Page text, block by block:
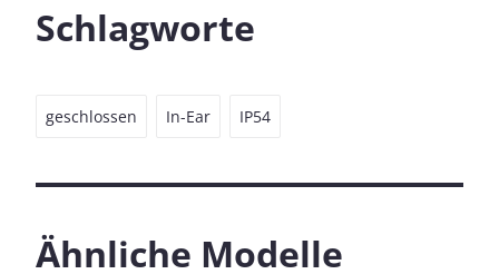
Schlagworte
geschlossen In-Ear IP54
Ähnliche Modelle